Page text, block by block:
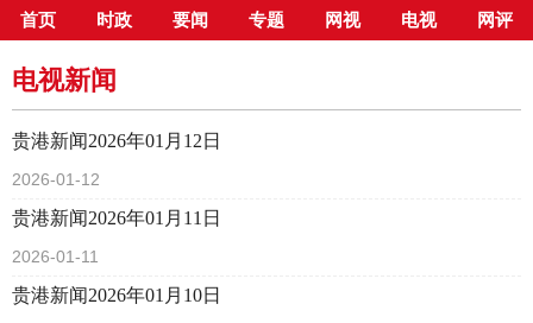
首页 时政 要闻 专题 网视 电视 网评
当前位置： 首页> 新闻中心> 电视新闻
电视新闻
贵港新闻2026年01月12日
2026-01-12
贵港新闻2026年01月11日
2026-01-11
贵港新闻2026年01月10日